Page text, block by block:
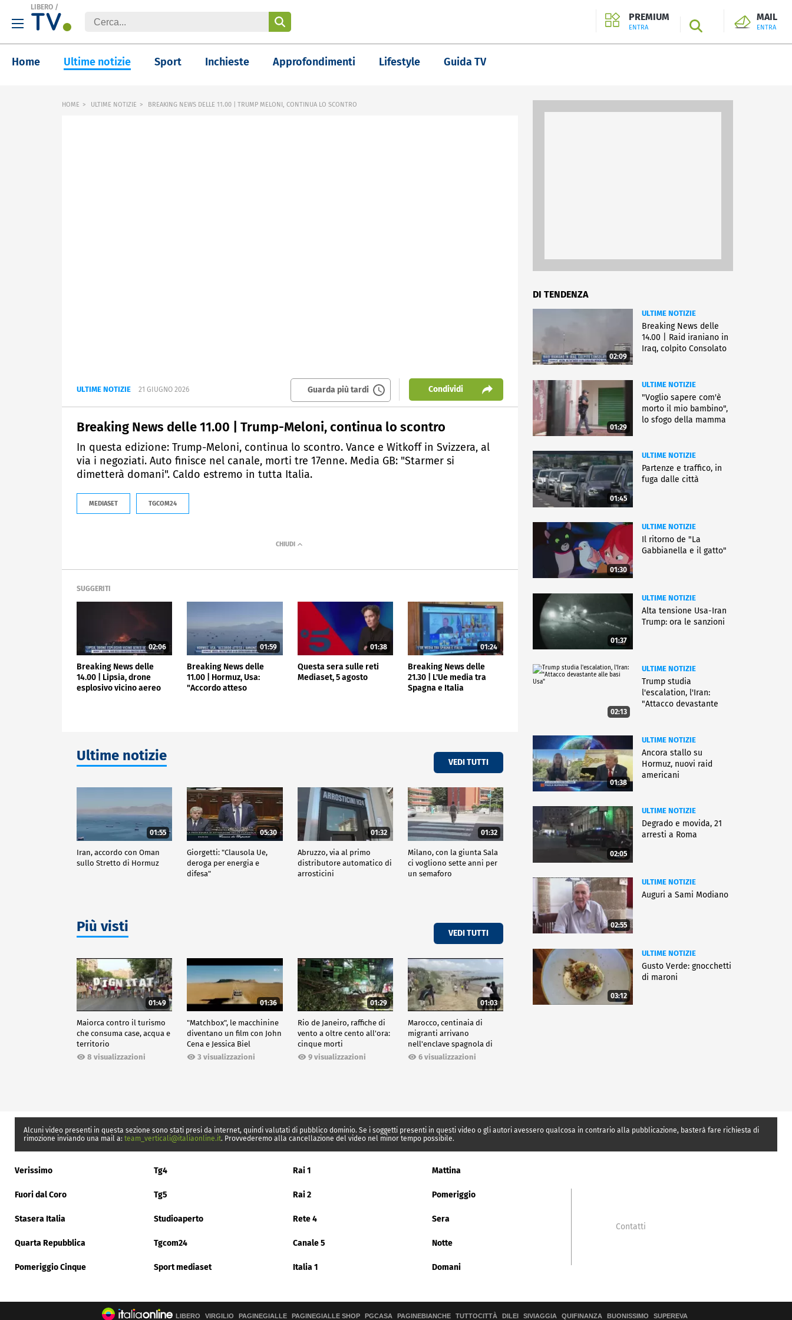
LIBERO /
PREMIUM
ENTRA SEARCH
MAIL
ENTRA
Home Ultime notizie Sport Inchieste Approfondimenti Lifestyle Guida TV
HOME ULTIME NOTIZIE BREAKING NEWS DELLE 11.00 | TRUMP MELONI, CONTINUA LO SCONTRO
ULTIME NOTIZIE 21 GIUGNO 2026 Guarda più tardi Condividi
Breaking News delle 11.00 | Trump-Meloni, continua lo scontro
In questa edizione: Trump-Meloni, continua lo scontro. Vance e Witkoff in Svizzera, al
via i negoziati. Auto finisce nel canale, morti tre 17enne. Media GB: "Starmer si
dimetterà domani". Caldo estremo in tutta Italia.
MEDIASET TGCOM24
SUGGERITI
02:06
Breaking News delle
14.00 | Lipsia, drone
esplosivo vicino aereo
01:59
Breaking News delle
11.00 | Hormuz, Usa:
"Accordo atteso
01:38
Questa sera sulle reti
Mediaset, 5 agosto
01:24
Breaking News delle
21.30 | L'Ue media tra
Spagna e Italia
Ultime notizie VEDI TUTTI
01:55
Iran, accordo con Oman
sullo Stretto di Hormuz
05:30
Giorgetti: "Clausola Ue,
deroga per energia e
difesa"
01:32
Abruzzo, via al primo
distributore automatico di
arrosticini
01:32
Milano, con la giunta Sala
ci vogliono sette anni per
un semaforo
Più visti VEDI TUTTI
01:49
Maiorca contro il turismo
che consuma case, acqua e
territorio
8 visualizzazioni
01:36
"Matchbox", le macchinine
diventano un film con John
Cena e Jessica Biel
3 visualizzazioni
01:29
Rio de Janeiro, raffiche di
vento a oltre cento all'ora:
cinque morti
9 visualizzazioni
01:03
Marocco, centinaia di
migranti arrivano
nell'enclave spagnola di
Ceuta6 visualizzazioni
DI TENDENZA
02:09
ULTIME NOTIZIE
Breaking News delle
14.00 | Raid iraniano in
Iraq, colpito Consolato
01:29
ULTIME NOTIZIE
"Voglio sapere com'è
morto il mio bambino",
lo sfogo della mamma
01:45
ULTIME NOTIZIE
Partenze e traffico, in
fuga dalle città
01:30
ULTIME NOTIZIE
Il ritorno de "La
Gabbianella e il gatto"
01:37
ULTIME NOTIZIE
Alta tensione Usa-Iran
Trump: ora le sanzioni
02:13
ULTIME NOTIZIE
Trump studia
l'escalation, l'Iran:
"Attacco devastante
01:38
ULTIME NOTIZIE
Ancora stallo su
Hormuz, nuovi raid
americani
02:05
ULTIME NOTIZIE
Degrado e movida, 21
arresti a Roma
02:55
ULTIME NOTIZIE
Auguri a Sami Modiano
03:12
ULTIME NOTIZIE
Gusto Verde: gnocchetti
di maroni
Alcuni video presenti in questa sezione sono stati presi da internet, quindi valutati di pubblico dominio. Se i soggetti presenti in questi video o gli autori avessero qualcosa in contrario alla pubblicazione, basterà fare richiesta di
rimozione inviando una mail a: team_verticali@italiaonline.it. Provvederemo alla cancellazione del video nel minor tempo possibile.
Verissimo Tg4 Rai 1 Mattina
Fuori dal Coro Tg5 Rai 2 Pomeriggio
Stasera Italia Studioaperto Rete 4 Sera
Quarta Repubblica Tgcom24 Canale 5 Notte
Pomeriggio Cinque Sport mediaset Italia 1 Domani
Contatti
LIBERO VIRGILIO PAGINEGIALLE PAGINEGIALLE SHOP PGCASA PAGINEBIANCHE TUTTOCITTÀ DILEI SIVIAGGIA QUIFINANZA BUONISSIMO SUPEREVA